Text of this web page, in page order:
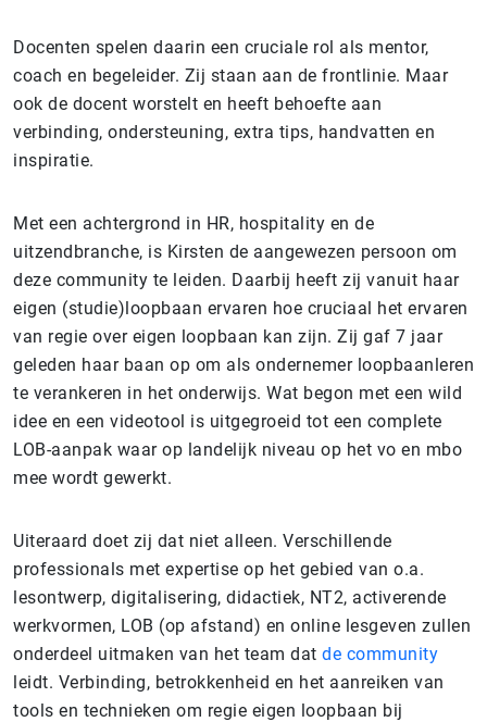
Docenten spelen daarin een cruciale rol als mentor,
coach en begeleider. Zij staan aan de frontlinie. Maar
ook de docent worstelt en heeft behoefte aan
verbinding, ondersteuning, extra tips, handvatten en
inspiratie.
Met een achtergrond in HR, hospitality en de
uitzendbranche, is Kirsten de aangewezen persoon om
deze community te leiden. Daarbij heeft zij vanuit haar
eigen (studie)loopbaan ervaren hoe cruciaal het ervaren
van regie over eigen loopbaan kan zijn. Zij gaf 7 jaar
geleden haar baan op om als ondernemer loopbaanleren
te verankeren in het onderwijs. Wat begon met een wild
idee en een videotool is uitgegroeid tot een complete
LOB-aanpak waar op landelijk niveau op het vo en mbo
mee wordt gewerkt.
Uiteraard doet zij dat niet alleen. Verschillende
professionals met expertise op het gebied van o.a.
lesontwerp, digitalisering, didactiek, NT2, activerende
werkvormen, LOB (op afstand) en online lesgeven zullen
onderdeel uitmaken van het team dat de community
leidt. Verbinding, betrokkenheid en het aanreiken van
tools en technieken om regie eigen loopbaan bij